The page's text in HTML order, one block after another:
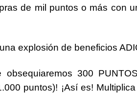
de mil puntos o más con
explosión de beneficios
obsequiaremos 300
puntos)! ¡Así es!